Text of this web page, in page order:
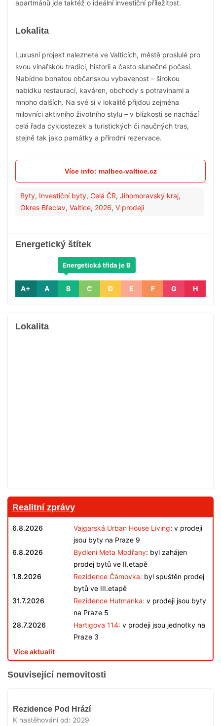
apartmánů jde taktéž o ideální investiční příležitost.
Lokalita
Luxusní projekt naleznete ve Valticích, městě proslulé pro
svou vinařskou tradici, historii a často slunečné počasí.
Nabídne bohatou občanskou vybavenost – širokou
nabídku restaurací, kaváren, obchody s potravinami a
mnoho dalších. Na své si v lokalitě přijdou zejména
milovníci aktivního životního stylu – v blízkosti se nachází
celá řada cyklostezek a turistických či naučných tras,
stejně tak jako památky a přírodní rezervace.
Více info: malbec-valtice.cz
Byty, Investiční byty, Celá ČR, Jihomoravský kraj,
Okres Břeclav, Valtice, 2026, V prodeji
Energetický štítek
A+ A B
Energetická třída je B
C D E F G H
Lokalita
Realitní zprávy
6.8.2026 Vajgarská Urban House Living: v prodeji
jsou byty na Praze 9
6.8.2026
Bydlení Meta Modřany: byl zahájen
prodej bytů ve II.etapě
1.8.2026
Rezidence Čámovka: byl spuštěn prodej
bytů ve III.etapě
31.7.2026
Rezidence Hutmanka: v prodeji jsou byty
na Praze 5
28.7.2026
Hartigova 114: v prodeji jsou jednotky na
Praze 3
Více aktualit
Související nemovitosti
Rezidence Pod Hrází
K nastěhování od: 2029